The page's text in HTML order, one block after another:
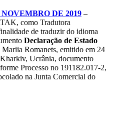
DE 2019 –
como Tradutora
de traduzir do idioma
Declaração de Estado
Mariia Romanets, emitido em 24
Ucrânia, documento
Processo no 191182.017-2,
na Junta Comercial do